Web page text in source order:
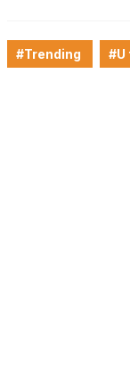
#Trending #U